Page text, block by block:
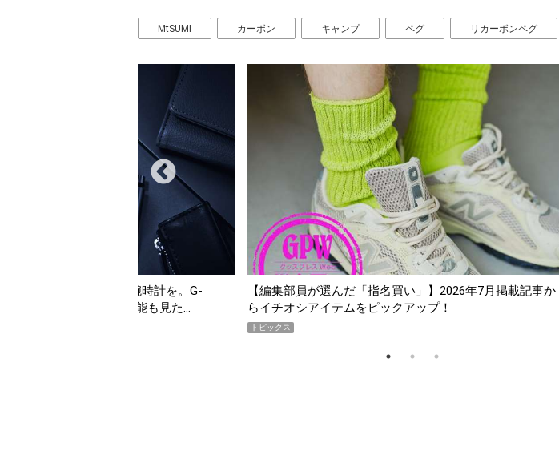
MtSUMI カーボン キャンプ ペグ リカーボンペグ
だ「指名買い」】2026年7月掲載記事か
「買って損なし」の極上スマホ5選【GoodsPress 2026上半
期AWARD】
トピックス